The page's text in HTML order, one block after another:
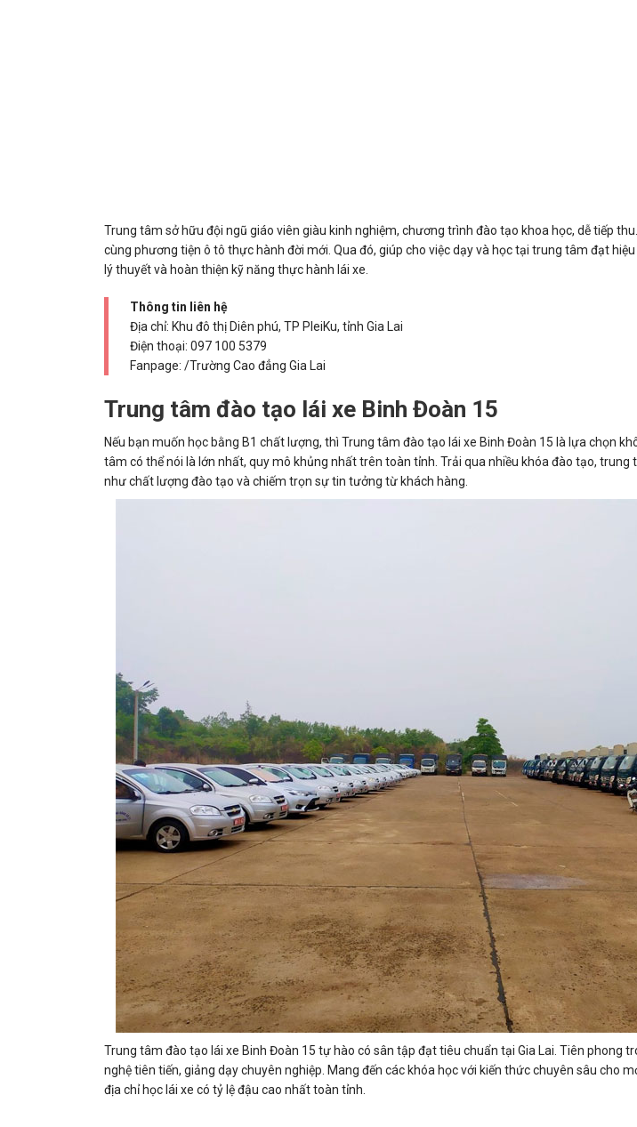
Trung tâm sở hữu đội ngũ giáo viên giàu kinh nghiệm, chương trình đào tạo khoa học, dễ tiếp
cùng phương tiện ô tô thực hành đời mới. Qua đó, giúp cho việc dạy và học tại trung tâm đạt
lý thuyết và hoàn thiện kỹ năng thực hành lái xe.
Thông tin liên hệ
Địa chỉ: Khu đô thị Diên phú, TP PleiKu, tỉnh Gia Lai
Điện thoại: 097 100 5379
Fanpage: /Trường Cao đẳng Gia Lai
Trung tâm đào tạo lái xe Binh Đoàn 15
Nếu bạn muốn học bằng B1 chất lượng, thì Trung tâm đào tạo lái xe Binh Đoàn 15 là lựa chọn
tâm có thể nói là lớn nhất, quy mô khủng nhất trên toàn tỉnh. Trải qua nhiều khóa đào tạo, trung
như chất lượng đào tạo và chiếm trọn sự tin tưởng từ khách hàng.
Trung tâm đào tạo lái xe Binh Đoàn 15 tự hào có sân tập đạt tiêu chuẩn tại Gia Lai. Tiên phong
nghệ tiên tiến, giảng dạy chuyên nghiệp. Mang đến các khóa học với kiến thức chuyên sâu cho
địa chỉ học lái xe có tỷ lệ đậu cao nhất toàn tỉnh.